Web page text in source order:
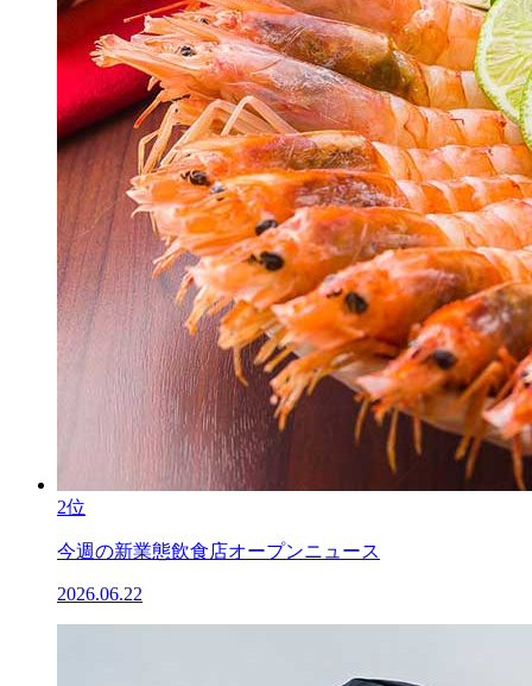
2位
今週の新業態飲食店オープンニュース
2026.06.22